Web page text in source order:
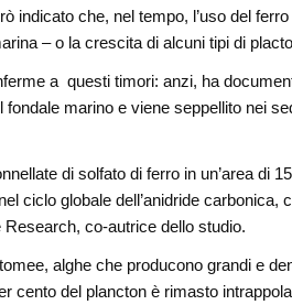
indicato che, nel tempo, l’uso del
– o la crescita di alcuni tipi di
a questi timori: anzi, ha
marino e viene seppellito nei
di solfato di ferro in un’area di
ciclo globale dell’anidride
co-autrice dello studio.
alghe che producono grandi e
cento del plancton è rimasto